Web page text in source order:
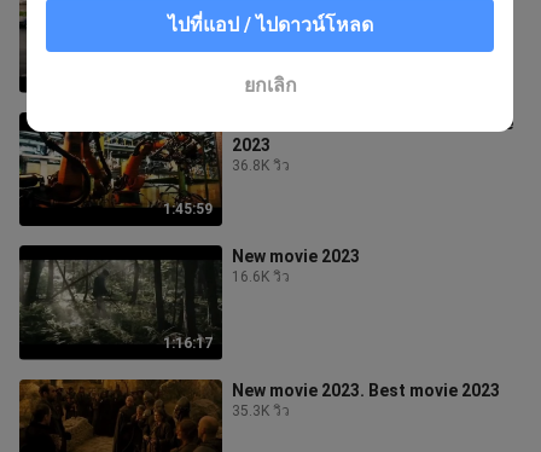
9.2K วิว
1:45:59
Best movie 2023. New action movie
2023
36.8K วิว
1:16:17
New movie 2023
16.6K วิว
New movie 2023. Best movie 2023
35.3K วิว
ไปที่แอป / ไปดาวน์โหลด
ยกเลิก